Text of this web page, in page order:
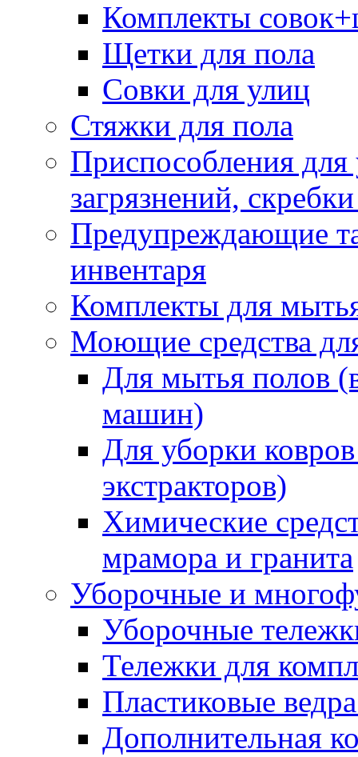
Комплекты
Щетки для пола
Совки для улиц
Стяжки для пола
Приспособления
загрязнений,
Предупреждающие
инвентаря
Комплекты для
Моющие средства
Для мытья полов
машин)
Для уборки
экстракторов)
Химические
мрамора и гранита
Уборочные и
Уборочные
Тележки для
Пластиковые
Дополнительная